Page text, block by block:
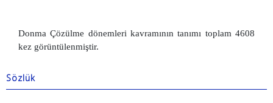
Donma Çözülme dönemleri kavramının tanımı toplam 4608
kez görüntülenmiştir.
Sözlük